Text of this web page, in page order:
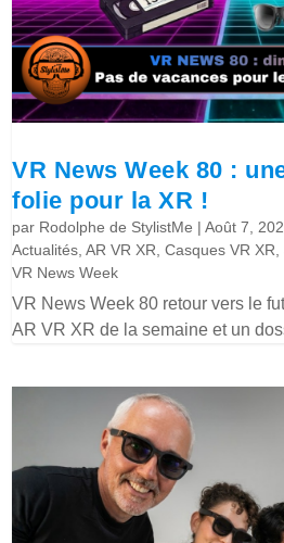
VR News Week 80 :
folie pour la XR !
par Rodolphe de StylistMe |Août 7,
Actualités,AR VR XR,Casques VR XR,
VR News Week
VR News Week 80 retour vers le
AR VR XR de la semaine et un